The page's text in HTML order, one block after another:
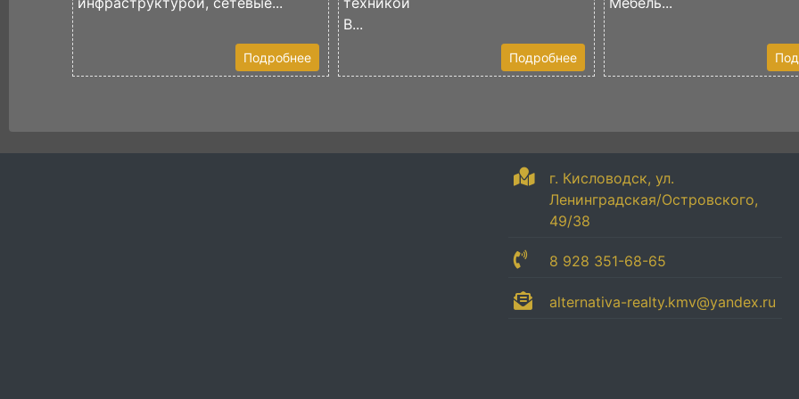
Подробнее
В...
Подробнее
г. Кисловодск, ул.
Ленинградская/Островского,
49/38
8 928 351-68-65
alternativa-realty.kmv@yandex.ru